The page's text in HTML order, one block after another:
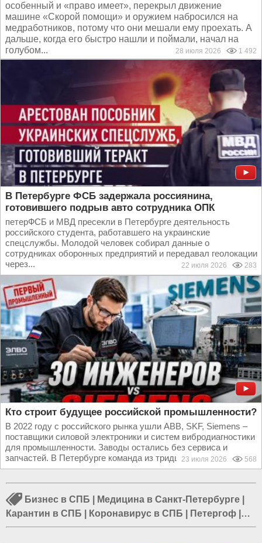
особенный и «право имеет», перекрыл движение
машине «Скорой помощи» и оружием набросился на
медработников, потому что они мешали ему проехать. А
дальше, когда его быстро нашли и поймали, начал на
голубом...
28 июля 2026 1 492
В Петербурге ФСБ задержала россиянина,
готовившего подрыв авто сотрудника ОПК
петерФСБ и МВД пресекли в Петербурге деятельность
российского студента, работавшего на украинские
спецслужбы. Молодой человек собирал данные о
сотрудниках оборонных предприятий и передавал геолокации
через...
22 июля 2026 283
Кто строит будущее российской промышленности?
В 2022 году с российского рынка ушли ABB, SKF, Siemens –
поставщики силовой электроники и систем вибродиагностики
для промышленности. Заводы остались без сервиса и
запчастей. В Петербурге команда из тридцати...23 июля 2026 568
Бизнес в СПБ Медицина в Санкт-Петербурге
Карантин в СПБ
Коронавирус в СПБ Петергоф
Происшествия в СПБ|Евреи в Санкт-Петербурге|